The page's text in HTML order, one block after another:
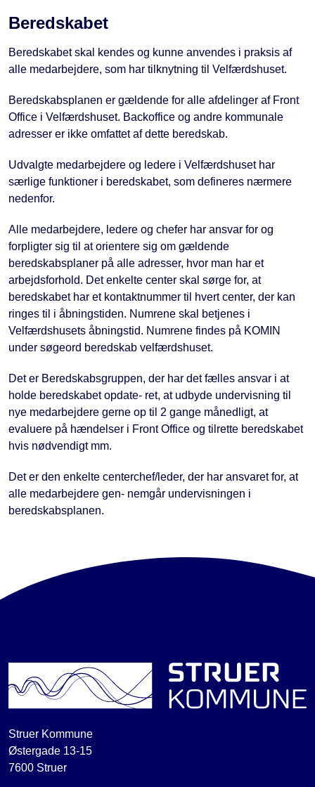
Beredskabet
Beredskabet skal kendes og kunne anvendes i praksis af
alle medarbejdere, som har tilknytning til Velfærdshuset.
Beredskabsplanen er gældende for alle afdelinger af Front
Office i Velfærdshuset. Backoffice og andre kommunale
adresser er ikke omfattet af dette beredskab.
Udvalgte medarbejdere og ledere i Velfærdshuset har
særlige funktioner i beredskabet, som defineres nærmere
nedenfor.
Alle medarbejdere, ledere og chefer har ansvar for og
forpligter sig til at orientere sig om gældende
beredskabsplaner på alle adresser, hvor man har et
arbejdsforhold. Det enkelte center skal sørge for, at
beredskabet har et kontaktnummer til hvert center, der kan
ringes til i åbningstiden. Numrene skal betjenes i
Velfærdshusets åbningstid. Numrene findes på KOMIN
under søgeord beredskab velfærdshuset.
Det er Beredskabsgruppen, der har det fælles ansvar i at
holde beredskabet opdate- ret, at udbyde undervisning til
nye medarbejdere gerne op til 2 gange månedligt, at
evaluere på hændelser i Front Office og tilrette beredskabet
hvis nødvendigt mm.
Det er den enkelte centerchef/leder, der har ansvaret for, at
alle medarbejdere gen- nemgår undervisningen i
beredskabsplanen.
Struer Kommune
Østergade 13-15
7600 Struer